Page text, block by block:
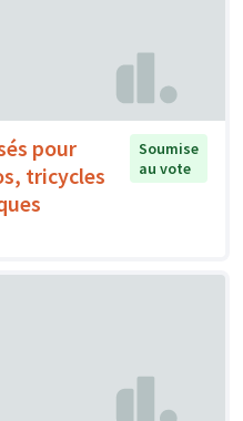
pour
tricycles
Soumise
au vote